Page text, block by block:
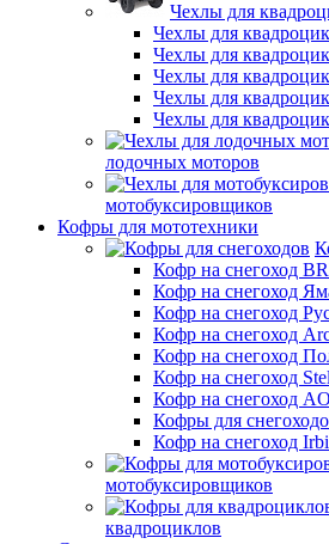
Чехлы для
Чехлы для
Чехлы для
Чехлы для
Чехлы для
Чехлы для
лодочных моторов
мотобуксировщиков
Кофры для мототехники
Кофр на снегоход
Кофр на снегоход
Кофр на снегоход
Кофр на снегоход
Кофр на снегоход
Кофр на снегоход
Кофр на снегоход
Кофры для
Кофр на снегоход
мотобуксировщиков
квадроциклов